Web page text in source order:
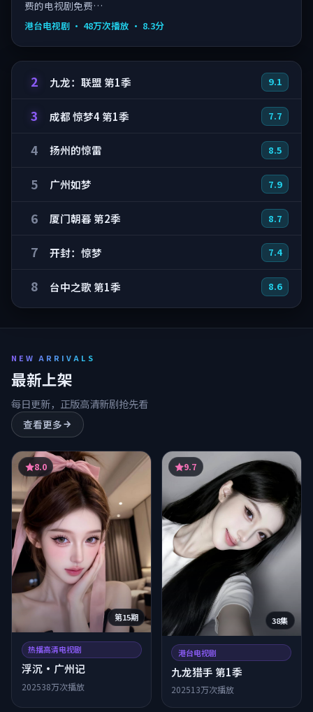
费的电视剧免费…
港台电视剧 · 48万次播放 · 8.3分
2 九龙：联盟 第1季 9.1
3 成都 惊梦4 第1季 7.7
4 扬州的惊雷 8.5
5 广州如梦 7.9
6 厦门朝暮 第2季 8.7
7 开封：惊梦 7.4
8 台中之歌 第1季 8.6
NEW ARRIVALS
最新上架
每日更新，正版高清新剧抢先看
查看更多
第15期
8.0
热播高清电视剧
浮沉·广州记
202538万次播放
38集
9.7
港台电视剧
九龙猎手 第1季
202513万次播放